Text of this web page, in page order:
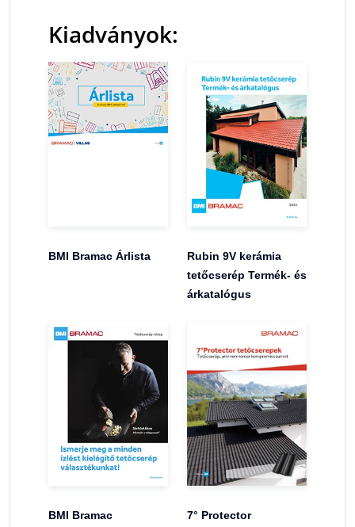
Kiadványok:
BMI Bramac Árlista
Rubin 9V kerámia
tetőcserép Termék- és
árkatalógus
BMI Bramac
7° Protector